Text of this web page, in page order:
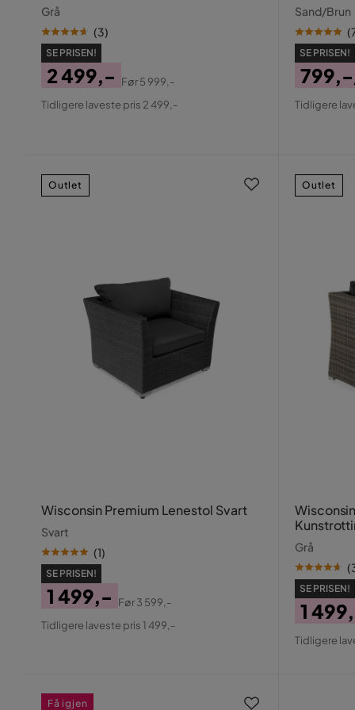
Grå
(3)
SE PRISEN!
Pris
2 499,-
Original
Før5 999,-
Tidligere laveste pris 2 499,-
Sand/Brun
(
SE PRISEN!
Pris
799,-
Tidligere
Wisconsin Premium Lenestol Svart
Svart
(1)
SE PRISEN!
Pris
1 499,-
Original
Før3 599,-
Tidligere laveste pris 1 499,-
Outlet
Grå
(
SE PRISEN!
Pris
1
Tidligere
Outlet
Få igjen